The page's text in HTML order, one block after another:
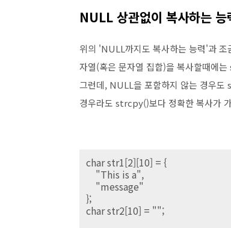
NULL 상관없이 복사하는 능
위의 'NULL까지도 복사하는 능력'과
자열(혹은 문자열 집합)을 복사할때에
그런데, NULL을 포함하지 않는 경우
경우라도 strcpy()보다 정확한 복사가
char str1[2][10] = {
"This is a",
"message"
};
char str2[10] = "";